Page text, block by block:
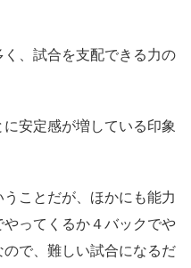
、試合を支配できる力の
安定感が増している印象
ことだが、ほかにも能力
ってくるか４バックでや
で、難しい試合になるだ